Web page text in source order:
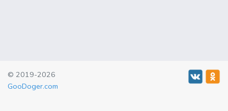
© 2019-2026
GooDoger.com